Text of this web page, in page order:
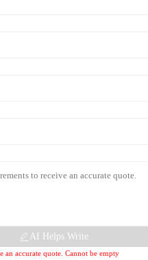
an accurate quote. Cannot be empty
AI Helps Write